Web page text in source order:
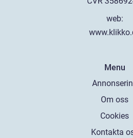
web:
Menu
Om oss
Cookies
Kontakta